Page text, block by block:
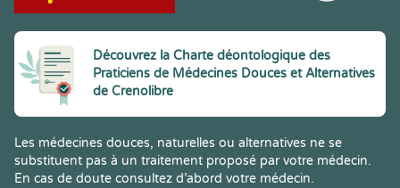
Découvrez la Charte déontologique des
Praticiens de Médecines Douces et Alternatives
de Crenolibre
Les médecines douces, naturelles ou alternatives ne se
substituent pas à un traitement proposé par votre médecin.
En cas de doute consultez d’abord votre médecin.